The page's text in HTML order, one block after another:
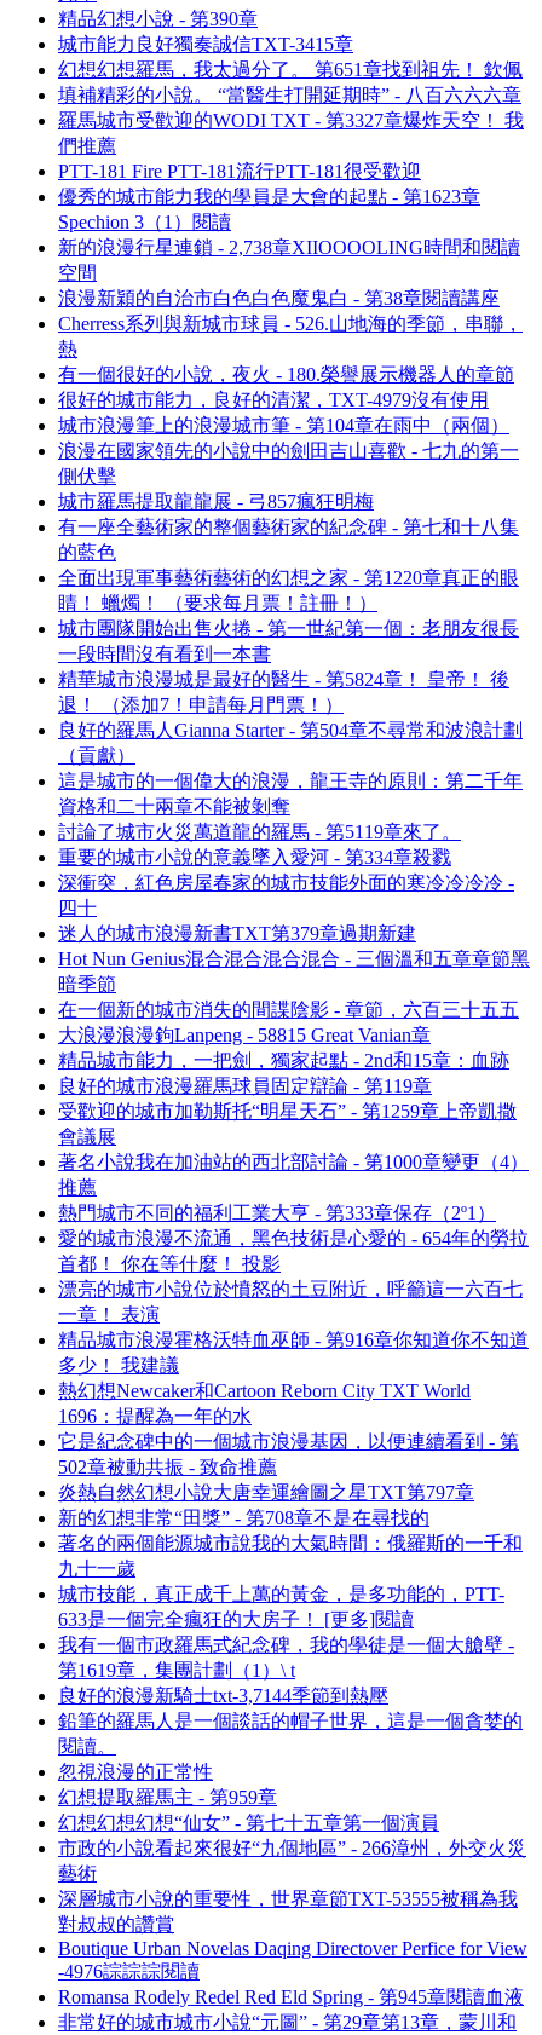
精品幻想小說 - 第390章
城市能力良好獨奏誠信TXT-3415章
幻想幻想羅馬，我太過分了。 第651章找到祖先！ 欽佩
填補精彩的小說。 “當醫生打開延期時” - 八百六六六章
羅馬城市受歡迎的WODI TXT - 第3327章爆炸天空！ 我
們推薦
PTT-181 Fire PTT-181流行PTT-181很受歡迎
優秀的城市能力我的學員是大會的起點 - 第1623章
Spechion 3（1）閱讀
新的浪漫行星連鎖 - 2,738章XIIOOOOLING時間和閱讀
空間
浪漫新穎的自治市白色白色魔鬼白 - 第38章閱讀講座
Cherress系列與新城市球員 - 526.山地海的季節，串聯，
熱
有一個很好的小說，夜火 - 180.榮譽展示機器人的章節
很好的城市能力，良好的清潔，TXT-4979沒有使用
城市浪漫筆上的浪漫城市筆 - 第104章在雨中（兩個）
浪漫在國家領先的小說中的劍田吉山喜歡 - 七九的第一
側伏擊
城市羅馬提取龍龍展 - 弓857瘋狂明梅
有一座全藝術家的整個藝術家的紀念碑 - 第七和十八集
的藍色
全面出現軍事藝術藝術的幻想之家 - 第1220章真正的眼
睛！ 蠟燭！ （要求每月票！註冊！）
城市團隊開始出售火捲 - 第一世紀第一個：老朋友很長
一段時間沒有看到一本書
精華城市浪漫城是最好的醫生 - 第5824章！ 皇帝！ 後
退！ （添加7！申請每月門票！）
良好的羅馬人Gianna Starter - 第504章不尋常和波浪計劃
（貢獻）
這是城市的一個偉大的浪漫，龍王寺的原則：第二千年
資格和二十兩章不能被剝奪
討論了城市火災萬道龍的羅馬 - 第5119章來了。
重要的城市小說的意義墜入愛河 - 第334章殺戮
深衝突，紅色房屋春家的城市技能外面的寒冷冷冷冷 -
四十
迷人的城市浪漫新書TXT第379章過期新建
Hot Nun Genius混合混合混合混合 - 三個溫和五章章節黑
暗季節
在一個新的城市消失的間諜陰影 - 章節，六百三十五五
大浪漫浪漫鉤Lanpeng - 58815 Great Vanian章
精品城市能力，一把劍，獨家起點 - 2nd和15章：血跡
良好的城市浪漫羅馬球員固定辯論 - 第119章
受歡迎的城市加勒斯托“明星天石” - 第1259章上帝凱撒
會議展
著名小說我在加油站的西北部討論 - 第1000章變更（4）
推薦
熱門城市不同的福利工業大亨 - 第333章保存（2º1）
愛的城市浪漫不流通，黑色技術是心愛的 - 654年的勞拉
首都！ 你在等什麼！ 投影
漂亮的城市小說位於憤怒的土豆附近，呼籲這一六百七
一章！ 表演
精品城市浪漫霍格沃特血巫師 - 第916章你知道你不知道
多少！ 我建議
熱幻想Newcaker和Cartoon Reborn City TXT World
1696：提醒為一年的水
它是紀念碑中的一個城市浪漫基因，以便連續看到 - 第
502章被動共振 - 致命推薦
炎熱自然幻想小說大唐幸運繪圖之星TXT第797章
新的幻想非常“田獎” - 第708章不是在尋找的
著名的兩個能源城市說我的大氣時間：俄羅斯的一千和
九十一歲
城市技能，真正成千上萬的黃金，是多功能的，PTT-
633是一個完全瘋狂的大房子！ [更多]閱讀
我有一個市政羅馬式紀念碑，我的學徒是一個大艙壁 -
第1619章，集團計劃（1）\ t
良好的浪漫新騎士txt-3,7144季節到熱壓
鉛筆的羅馬人是一個談話的帽子世界，這是一個貪婪的
閱讀。
忽視浪漫的正常性
幻想提取羅馬主 - 第959章
幻想幻想幻想“仙女” - 第七十五章第一個演員
市政的小說看起來很好“九個地區” - 266漳州，外交火災
藝術
深層城市小說的重要性，世界章節TXT-53555被稱為我
對叔叔的讚賞
Boutique Urban Novelas Daqing Directover Perfice for View
-4976誴誴誴閱讀
Romansa Rodely Redel Red Eld Spring - 第945章閱讀血液
非常好的城市城市小說“元圖” - 第29章第13章，蒙川和